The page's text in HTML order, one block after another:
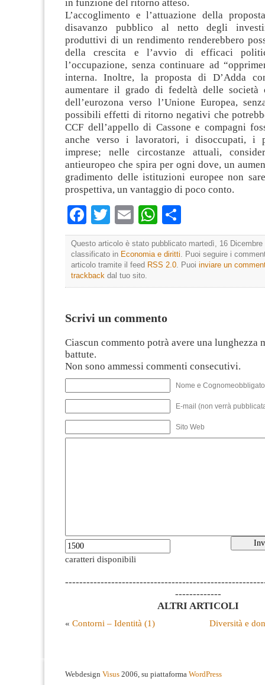
in funzione del ritorno atteso.
L’accoglimento e l’attuazione della
disavanzo pubblico al netto degli
produttivi di un rendimento renderebbero
della crescita e l’avvio di efficaci
l’occupazione, senza continuare ad
interna. Inoltre, la proposta di D’Adda
aumentare il grado di fedeltà delle
dell’eurozona verso l’Unione Europea,
possibili effetti di ritorno negativi che
CCF dell’appello di Cassone e compagni
anche verso i lavoratori, i disoccupati, i
imprese; nelle circostanze attuali,
antieuropeo che spira per ogni dove, un
gradimento delle istituzioni europee non
prospettiva, un vantaggio di poco conto.
Facebook
TwitterEmailWhatsApp
Questo articolo è stato pubblicato martedì, 16 Dicembre
classificato in Economia e diritti . Puoi seguire i
articolo tramite il feed RSS 2.0 . Puoi inviare un
trackback dal tuo sito.
Scrivi un commento
Ciascun commento potrà avere una lunghezza
battute.
Non sono ammessi commenti consecutivi.
Nome e
E-mail (non verrà
Sito Web
caratteri disponibili
-------------
ALTRI ARTICOLI
« Contorni – Identità (1) Diversità e
Webdesign Visus 2006, su piattaforma WordPress